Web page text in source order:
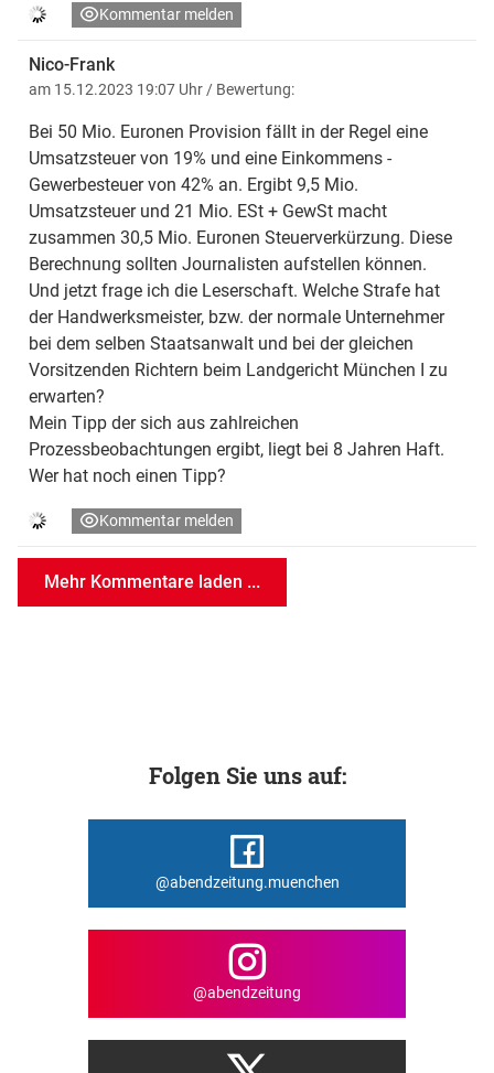
Kommentar melden
Nico-Frank
am 15.12.2023 19:07 Uhr / Bewertung:
Bei 50 Mio. Euronen Provision fällt in der Regel eine
Umsatzsteuer von 19% und eine Einkommens -
Gewerbesteuer von 42% an. Ergibt 9,5 Mio.
Umsatzsteuer und 21 Mio. ESt + GewSt macht
zusammen 30,5 Mio. Euronen Steuerverkürzung. Diese
Berechnung sollten Journalisten aufstellen können.
Und jetzt frage ich die Leserschaft. Welche Strafe hat
der Handwerksmeister, bzw. der normale Unternehmer
bei dem selben Staatsanwalt und bei der gleichen
Vorsitzenden Richtern beim Landgericht München I zu
erwarten?
Mein Tipp der sich aus zahlreichen
Prozessbeobachtungen ergibt, liegt bei 8 Jahren Haft.
Wer hat noch einen Tipp?
Kommentar melden
Mehr Kommentare laden ...
Folgen Sie uns auf:
@abendzeitung.muenchen
@abendzeitung